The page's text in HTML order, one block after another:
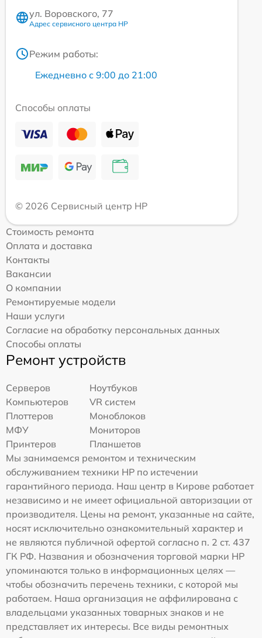
ул. Воровского, 77
Адрес сервисного центра HP
Режим работы:
Ежедневно с 9:00 до 21:00
Способы оплаты
© 2026 Сервисный центр HP
Стоимость ремонта
Оплата и доставка
Контакты
Вакансии
О компании
Ремонтируемые модели
Наши услуги
Согласие на обработку персональных данных
Способы оплаты
Ремонт устройств
Серверов
Ноутбуков
Компьютеров
VR систем
Плоттеров
Моноблоков
МФУ
Мониторов
Принтеров
Планшетов
Мы занимаемся ремонтом и техническим
обслуживанием техники HP по истечении
гарантийного периода. Наш центр в Кирове работает
независимо и не имеет официальной авторизации от
производителя. Цены на ремонт, указанные на сайте,
носят исключительно ознакомительный характер и
не являются публичной офертой согласно п. 2 ст. 437
ГК РФ. Названия и обозначения торговой марки HP
упоминаются только в информационных целях —
чтобы обозначить перечень техники, с которой мы
работаем. Наша организация не аффилирована с
владельцами указанных товарных знаков и не
представляет их интересы. Все виды ремонтных